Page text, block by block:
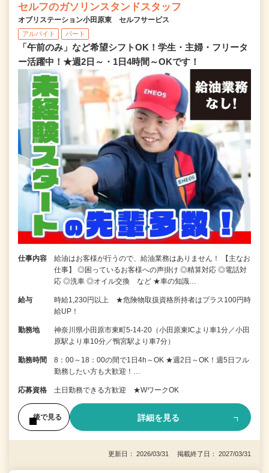
セルフのガソリンスタンドスタッフ
オブリステーション小田原東 セルフサービス
アルバイト パート
「午前のみ」など希望シフトOK！学生・主婦・フリータ
ー活躍中！★週2日～・1日4時間～OKです！
仕事内容
給油はお客様が行うので、給油業務はありません！ 【主なお
仕事】 ◎困っているお客様への声掛け ◎精算対応 ◎電話対
応 ◎洗車 ◎オイル交換 など ★車の知識…
給与
時給1,230円以上 ★危険物取扱資格所持者はプラス100円時
給UP！
勤務地
神奈川県小田原市東町5-14-20（小田原東ICより車1分／小田
原駅より車10分／鴨宮駅より車7分）
勤務時間
8：00～18：00の間で1日4h～OK ★週2日～OK！週5日フル
勤務したい方も大歓迎！…
応募資格 土日勤務できる方歓迎 ★WワークOK
後で見る 詳細を見る
更新日： 2026/03/31 掲載終了日： 2027/03/31